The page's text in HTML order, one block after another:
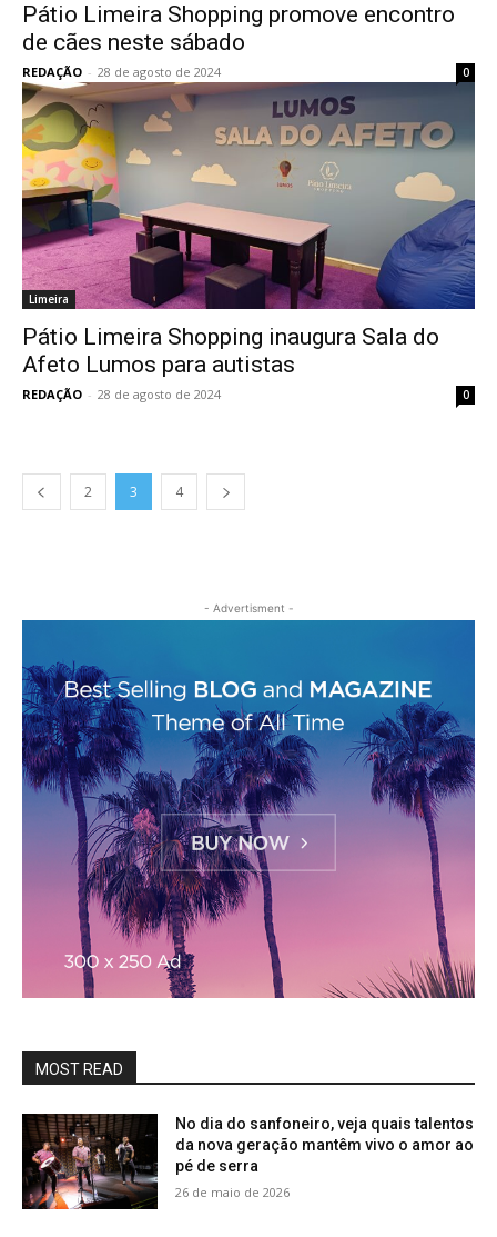
Pátio Limeira Shopping promove encontro
de cães neste sábado
REDAÇÃO - 28 de agosto de 2024 0
Limeira
Pátio Limeira Shopping inaugura Sala do
Afeto Lumos para autistas
REDAÇÃO - 28 de agosto de 2024 0
2 3 4
- Advertisment -
MOST READ
No dia do sanfoneiro, veja quais talentos
da nova geração mantêm vivo o amor ao
pé de serra
26 de maio de 2026